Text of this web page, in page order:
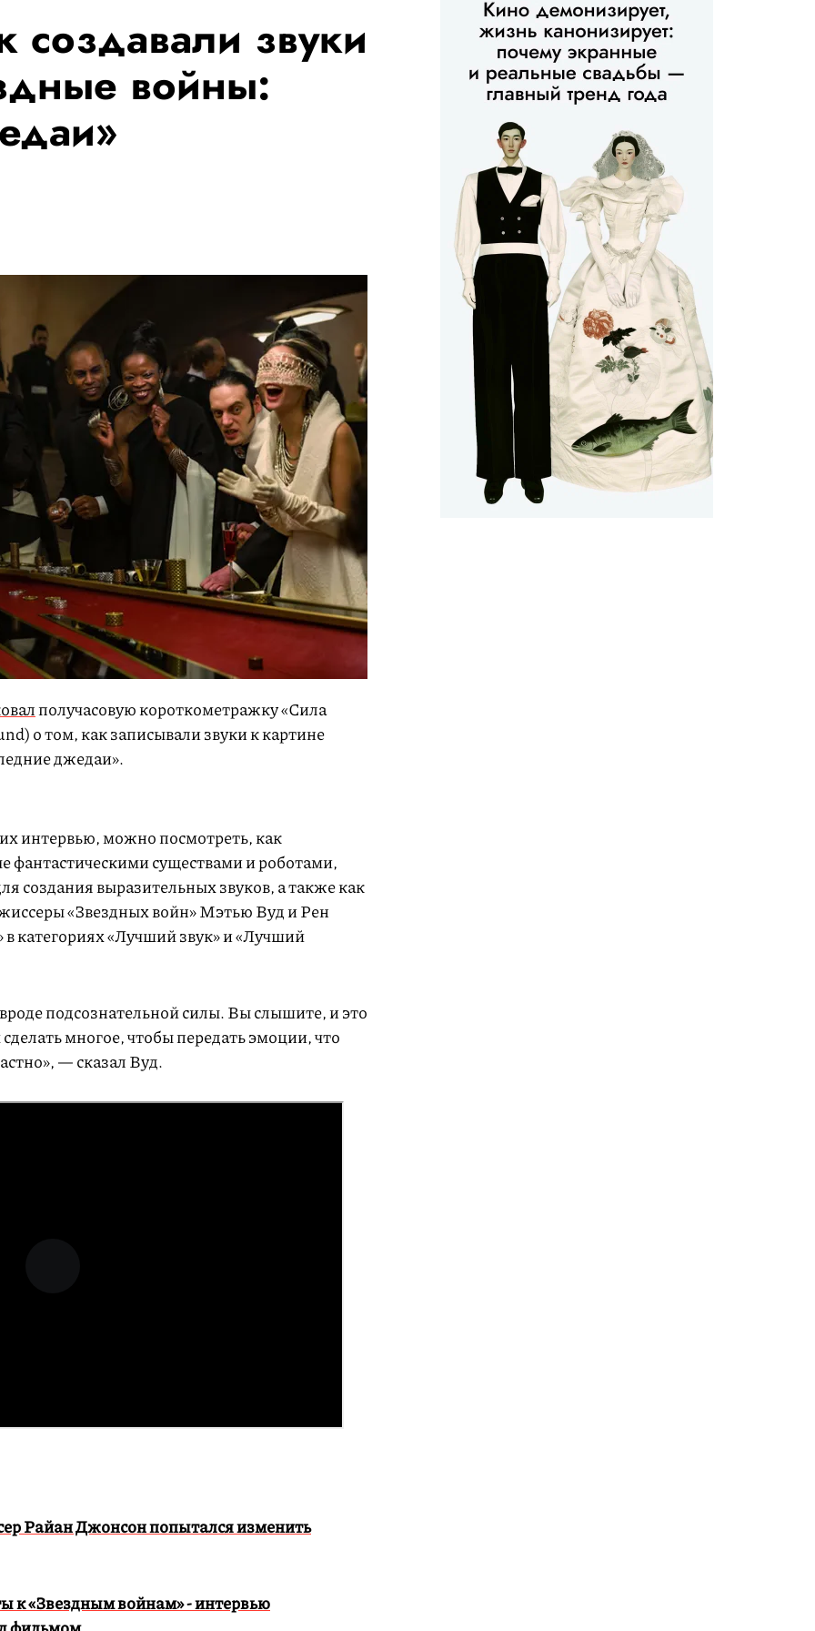
создавали звуки
войны:
получасовую короткометражку «Сила
о том, как записывали звуки к картине
джедаи».
интервью, можно посмотреть, как
фантастическими существами и роботами,
создания выразительных звуков, а также как
«Звездных войн» Мэтью Вуд и Рен
категориях «Лучший звук» и «Лучший
подсознательной силы. Вы слышите, и это
многое, чтобы передать эмоции, что
— сказал Вуд.
Райан Джонсон попытался изменить
к «Звездным войнам» - интервью